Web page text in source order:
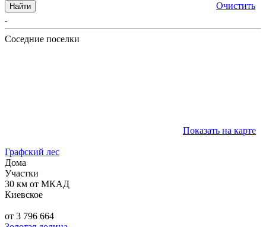
Найти Очистить
Соседние поселки
Показать на карте
Графский лес
Дома
Участки
30 км от МКАД
Киевское
от 3 796 664